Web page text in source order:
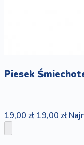
Piesek
19,00 zł 19,00 zł